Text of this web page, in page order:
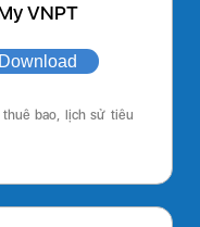
VNPT
Download
bao, lịch sử tiêu